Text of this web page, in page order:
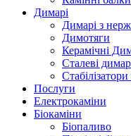
Димарі
Димарі з
Димотяги
Керамічні
Сталеві
Стабілізатори
Послуги
Електрокаміни
Біокаміни
Біопаливо